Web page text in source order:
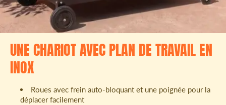
UNE CHARIOT AVEC PLAN DE TRAVAIL EN
INOX
Roues avec frein auto-bloquant et une poignée pour la
déplacer facilement